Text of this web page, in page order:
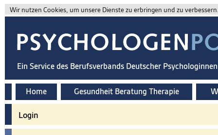
Wir nutzen Cookies, um unsere Dienste zu erbringen und zu
Ein Service des Berufsverbands Deutscher
Home Gesundheit Beratung Therapie
Login